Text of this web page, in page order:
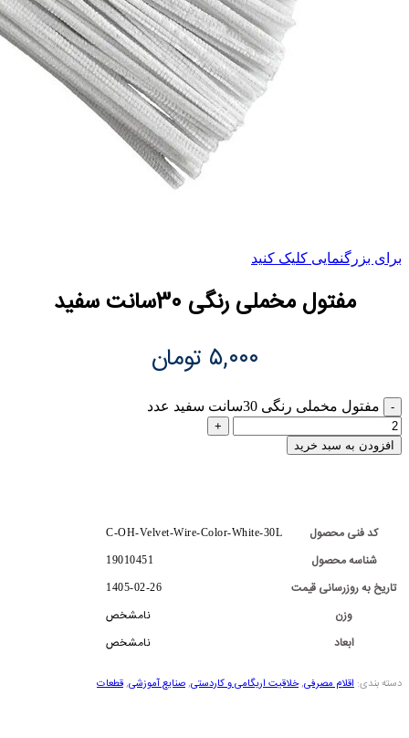
برای بزرگنمایی کلیک کنید
مفتول مخملی رنگی 30سانت سفید
۵,۰۰۰ تومان
مفتول مخملی رنگی 30سانت سفید عدد
افزودن به سبد خرید
کد فنی محصول C-OH-Velvet-Wire-Color-White-30L
شناسه محصول 19010451
تاریخ به روزرسانی قیمت 1405-02-26
وزن
نامشخص
ابعاد
نامشخص
دسته بندی: اقلام مصرفی,خلاقیت اریگامی و کاردستی,صنایع آموزشی,قطعات